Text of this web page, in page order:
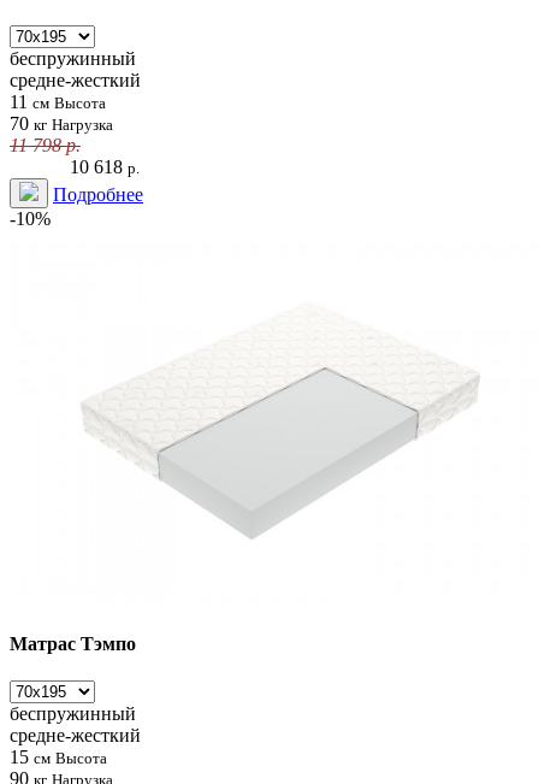
беспружинный
средне-жесткий
11 см Высота
70 кг Нагрузка
11 798р.
10 618 р.
Подробнее
-10%
Матрас Тэмпо
беспружинный
средне-жесткий
15 см Высота
90 кг Нагрузка